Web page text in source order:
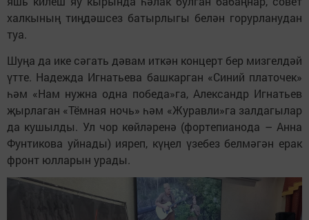
халкының тиңдәшсез батырлыгы белән горурланудан
туа.
Шуңа да ике сәгать дәвам иткән концерт бер мизгелдәй
үтте. Надежда Игнатьева башкарган «Синий платочек»
һәм «Нам нужна одна победа»га, Александр Игнатьев
җырлаган «Тёмная ночь» һәм «Журавли»га залдагылар
да кушылды. Ул чор көйләренә (фортепианода – Анна
Фунтикова уйнады) ияреп, күңел үзебез белмәгән ерак
фронт юлларын урады.